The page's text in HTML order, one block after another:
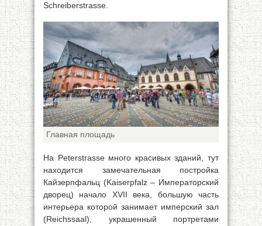
Schreiberstrasse.
Главная площадь
На Peterstrasse много красивых зданий, тут
находится замечательная постройка
Кайзерпфальц (Kaiserpfalz – Императорский
дворец) начало XVII века, большую часть
интерьера которой занимает имперский зал
(Reichssaal), украшенный портретами